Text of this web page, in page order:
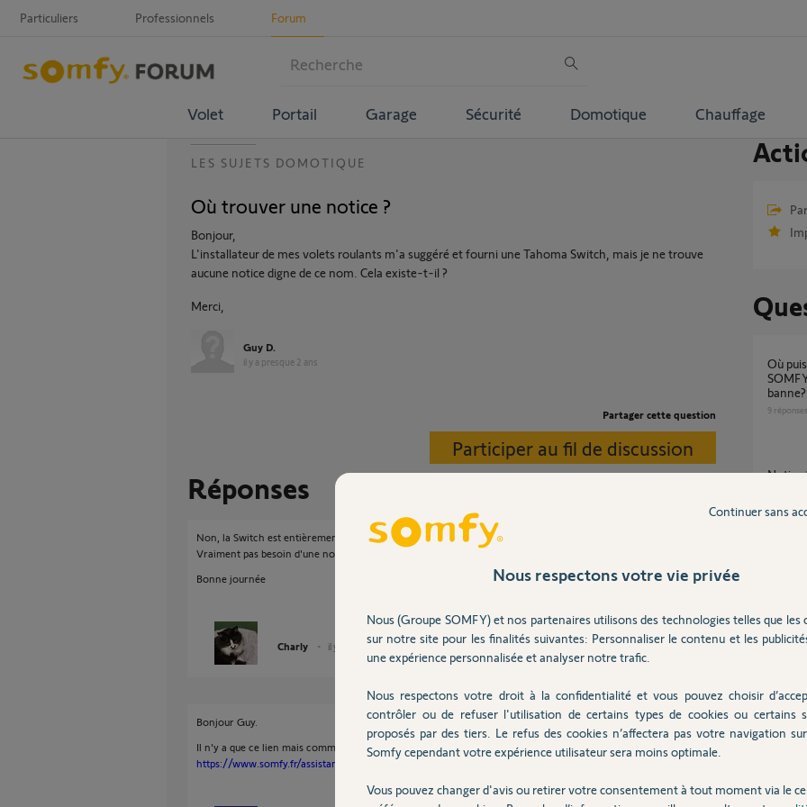
Particuliers Professionnels Forum
Volet Portail Garage Sécurité Domotique Chauffage
LES SUJETS DOMOTIQUE
Où trouver une notice ?
Bonjour,
L'installateur de mes volets roulants m'a suggéré et fourni une Tahoma Switch, mais je ne trouve
aucune notice digne de ce nom. Cela existe-t-il ?
Merci,
Guy D.
il y a presque 2 ans
Partager cette question
Participer au fil de discussion
Réponses
Non, la Switch est entièrement didacticielle et ludique.
Vraiment pas besoin d'une notice !
Bonne journée
Charly il y a presque 2 ans
Bonjour Guy.
Il n'y a que ce lien mais comme l'a dit Coyote tout se passe sur l'écran du smartphone.
https://www.somfy.fr/assistance/notices/domotique/box-dom...
Où puis-je trouver la notice du moteur
banne?
9 réponses
Type
2réponses
Nous respectons votre vie privée
Nous (Groupe SOMFY) et nos partenaires utilisons des technologies telles que les
sur notre site pour les finalités suivantes: Personnaliser le contenu et les
une expérience personnalisée et analyser notre trafic.
Nous respectons votre droit à la confidentialité et vous pouvez choisir
contrôler ou de refuser l'utilisation de certains types de cookies ou certains
proposés par des tiers. Le refus des cookies n’affectera pas votre navigation
Somfy cependant votre expérience utilisateur sera moins optimale.
Vous pouvez changer d'avis ou retirer votre consentement à tout moment via le
Continuer sans